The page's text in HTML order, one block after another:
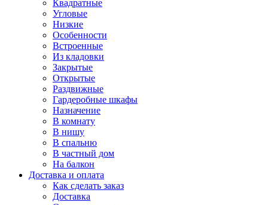
Квадратные
Угловые
Низкие
Особенности
Встроенные
Из кладовки
Закрытые
Открытые
Раздвижные
Гардеробные шкафы
Назначение
В комнату
В нишу
В спальню
В частный дом
На балкон
Доставка и оплата
Как сделать заказ
Доставка